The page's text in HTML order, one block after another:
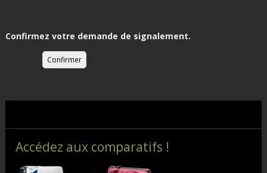
Confirmez votre demande de signalement.
Accédez aux comparatifs !